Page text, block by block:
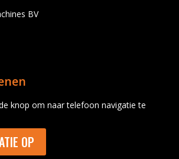
BV
knop om naar telefoon navigatie te
OP